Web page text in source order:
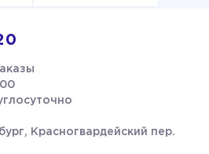
Красногвардейский пер.